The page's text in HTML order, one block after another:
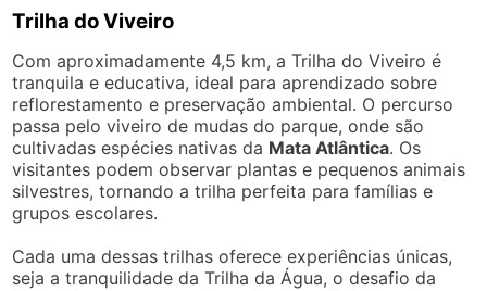
Trilha do Viveiro
Com aproximadamente 4,5 km, a Trilha do Viveiro é
tranquila e educativa, ideal para aprendizado sobre
reflorestamento e preservação ambiental. O percurso
passa pelo viveiro de mudas do parque, onde são
cultivadas espécies nativas da Mata Atlântica. Os
visitantes podem observar plantas e pequenos animais
silvestres, tornando a trilha perfeita para famílias e
grupos escolares.
Cada uma dessas trilhas oferece experiências únicas,
seja a tranquilidade da Trilha da Água, o desafio da